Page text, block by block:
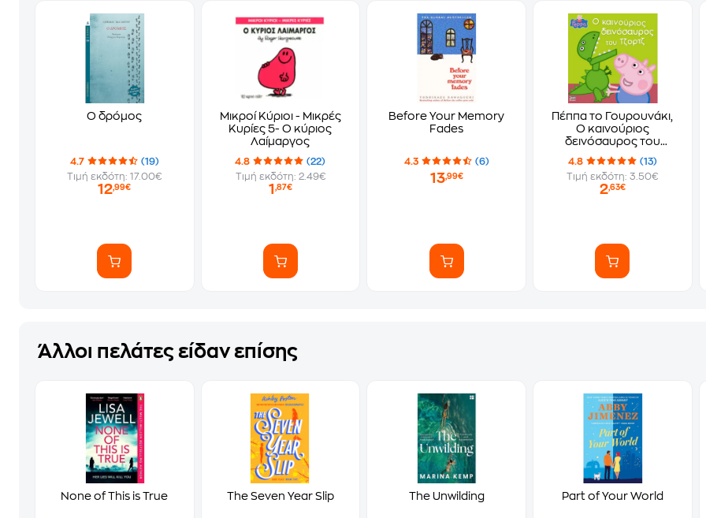
Ο δρόμος
4.7
(19)
Τιμή εκδότη: 17.00€
12,99€
Μικροί Κύριοι - Μικρές
Κυρίες 5- Ο κύριος
Λαίμαργος
4.8
(22)
Τιμή εκδότη: 2.49€
1 ,87€
Before Your Memory
Fades
4.3 (6)
13,99€
Πέππα το Γουρουνάκι,
Ο καινούριος
δεινόσαυρος του
Τζορτζ!
4.8
(13)
Τιμή εκδότη: 3.50€
2,63€
Άλλοι πελάτες είδαν επίσης
None of This is True The Seven Year Slip The Unwilding Part of Your World